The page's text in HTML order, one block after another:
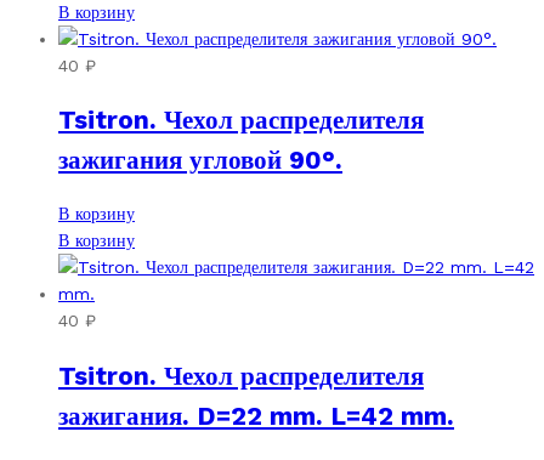
В корзину
40 ₽
Tsitron. Чехол распределителя
зажигания угловой 90°.
В корзину
В корзину
40 ₽
Tsitron. Чехол распределителя
зажигания. D=22 mm. L=42 mm.